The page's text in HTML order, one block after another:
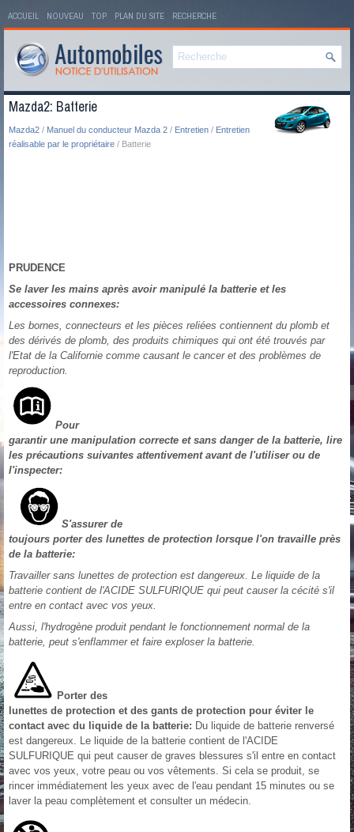
ACCUEIL NOUVEAU TOP PLAN DU SITE RECHERCHE
Mazda2: Batterie
Mazda2 / Manuel du conducteur Mazda 2 / Entretien / Entretien
réalisable par le propriétaire / Batterie
PRUDENCE
Se laver les mains après avoir manipulé la batterie et les
accessoires connexes:
Les bornes, connecteurs et les pièces reliées contiennent du plomb et
des dérivés de plomb, des produits chimiques qui ont été trouvés par
l'Etat de la Californie comme causant le cancer et des problèmes de
reproduction.
Pour
garantir une manipulation correcte et sans danger de la batterie, lire
les précautions suivantes attentivement avant de l'utiliser ou de
l'inspecter:
S'assurer de
toujours porter des lunettes de protection lorsque l'on travaille près
de la batterie:
Travailler sans lunettes de protection est dangereux. Le liquide de la
batterie contient de l'ACIDE SULFURIQUE qui peut causer la cécité s'il
entre en contact avec vos yeux.
Aussi, l'hydrogène produit pendant le fonctionnement normal de la
batterie, peut s'enflammer et faire exploser la batterie.
Porter des
lunettes de protection et des gants de protection pour éviter le
contact avec du liquide de la batterie: Du liquide de batterie renversé
est dangereux. Le liquide de la batterie contient de l'ACIDE
SULFURIQUE qui peut causer de graves blessures s'il entre en contact
avec vos yeux, votre peau ou vos vêtements. Si cela se produit, se
rincer immédiatement les yeux avec de l'eau pendant 15 minutes ou se
laver la peau complètement et consulter un médecin.